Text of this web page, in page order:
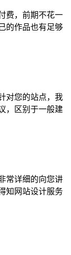
费，前期不花一
的作品也有足够
对您的站点，我
，区别于一般建
常详细的向您讲
知网站设计服务